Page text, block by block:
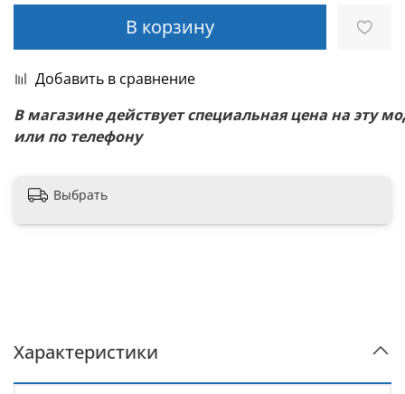
В корзину
Добавить в сравнение
В магазинедействует специальная цена наэту
или по телефону
Выбрать
Характеристики